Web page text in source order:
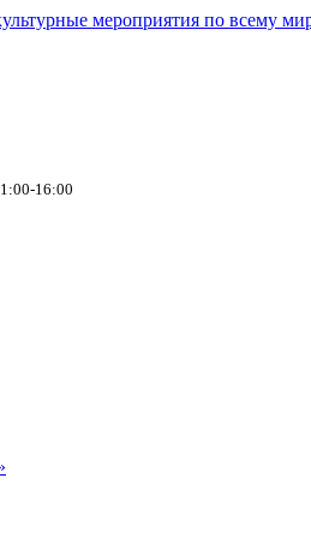
мероприятия по всему
16:00